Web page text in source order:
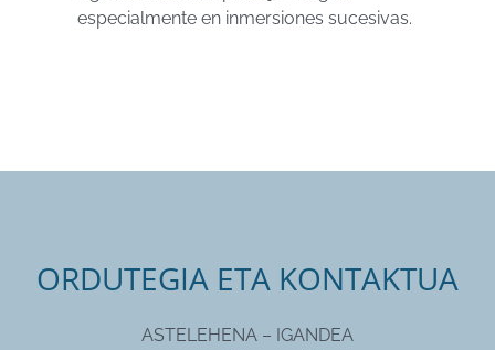
especialmente en inmersiones sucesivas.
ORDUTEGIA ETA KONTAKTUA
ASTELEHENA – IGANDEA